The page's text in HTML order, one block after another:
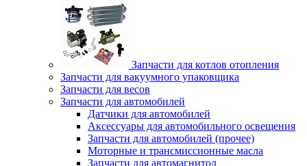
Запчасти для котлов отопления
Запчасти для вакуумного упаковщика
Запчасти для весов
Запчасти для автомобилей
Датчики для автомобилей
Аксессуары для автомобильного освещения
Запчасти для автомобилей (прочее)
Моторные и трансмиссионные масла
Запчасти для автомагнитол